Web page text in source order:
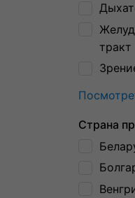
тракт
Страна